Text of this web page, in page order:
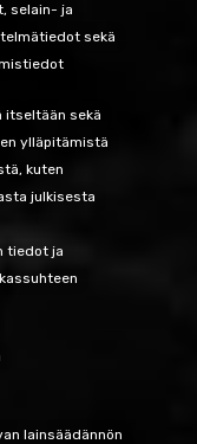
selain- ja
sekä
itseltään sekä
ylläpitämistä
kuten
julkisesta
tiedot ja
lainsäädännön